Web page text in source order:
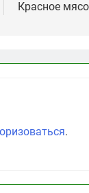
Красное
.